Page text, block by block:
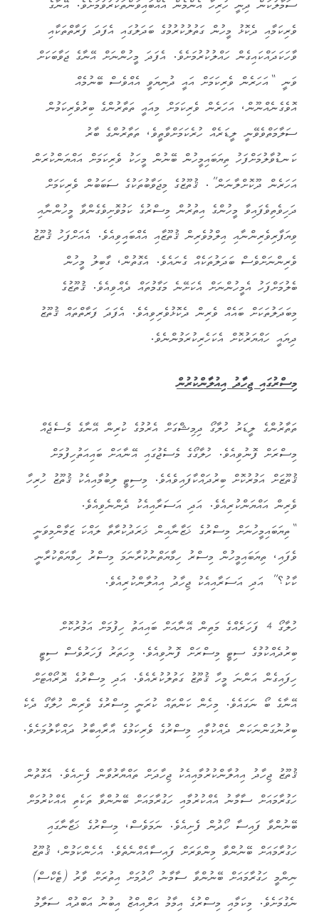
ސަމާލުކަން ދިނީ ހުރިހާ އެންމެން އެއްބައިވަންތަކުރުވުމަށެވެ. އޭނާގެ
ވެރިކަމާއި ދެކޮޅު މީހުން ގަތުލުކުރުމުގެ ބަދަލުގައި އެފަދަ ފަރާތްތަކާއި
ވާހަކަދައްކައިގެން ހައްލުކުރުމަށެވެ. އެފަދަ މީހުންނަށް އޭނާގެ ޖަވާބަކަށް
ވަނީ “އަހަރެން ވެރިކަމަށް އައީ ދުނިޔަވީ އެއްވެސް ބޭނުމެއް
އޮވެގެނެއްނޫން، އަހަރެން ވެރިކަމަށް މިއައީ ތަތާރުންގެ ބިރުވެރިކަމުން
ސަލާމަތްވެވޭނީ ލީޑަރެއް ހުރެކަމަށްވާތީވެ، ތަތާރުންގެ ބާރު
ކަނޑުވާލުމަށްފަހު ތިޔަބައިމީހުން ބޭނުން މީހަކު ވެރިކަމަށް އައްޔަންކުރަން
އަހަރެން ދޫކޮށްލާނަން”. ޤުތޫޒުގެ މިޖަވާބުތަކުގެ ސަބަބުން ވެރިކަމަށް
ދަހިވެތިވެފައިވާ މީހުންގެ އިތުރުން މިސްރުގެ ކަމުވޮށިވެގެންވާ މީހުންނާއި
ވިޔަފާރިވެރިންނާއި އިލްމުވެރިން ޤުތޫޒާއި އެއްބައިިވިއެވެ. އެއަށްފަހު ޤުތޫޒު
ވެރިންނަށްވެސް ބަދަލުތަކެއް ގެނައެވެ. އެގޮތުން، ގާބިލު މީހުން
ބެލުމަށްފަހު އެމީހުންނަށް އެކަށޭނެ މަގާމުތައް ދެއްވިއެވެ. ޤުތޫޒުގެ
މިބަދަލުތަކަށް ބައެއް ވެރިން ދެކޮޅުވެރިވިއެވެ. އެފަދަ ފަރާތްތައް ޤުތޫޒު
ދިޔައީ ހައްޔަރުކޮށް އެކަހެރިކުރަމުންނެވެ.
މިސްރުގައި ޖިހާދު އިއުލާންކުރުން
ތަތާރުންގެ ލީޑަރު ހުލާގޯ ދިމިޝްގަށް އެރުމުގެ ކުރިން އޭނާގެ މެސެޖެއް
މިސްރަށް ފޮނުވިއެވެ. ހުލާގޯގެ މެސެޖުގައި އޭނާއަށް ބައިއަތުހިފުމަށް
ޤުތޫޒަށް އަމުރުކޮށް ބިރުދައްކާފައިވެއެވެ. މިސިޓީ ލިބުމާއިއެކު ޤުތޫޒު ހުރިހާ
ވެރިން އައްޔަންކުރިއެވެ. އަދި އަސަރާއިއެކު ދެންނެވިއެވެ.
“ތިޔަބައިމީހުނަށް މިސްރުގެ ޚަޒާނާއިން ޚަރަދުކުރާތާ ލައްކަ ޒަމާންމިވަނީ
ވެފައި، ތިޔަބައިމީހުން މިސްރު ހިމާޔަތްނުކުރާނަމަ މިސްރު ހިމާޔަތްކުރާނީ
ކާކު؟” އަދި އަސަރާއިއެކު ޖިހާދު އިއުލާންކުރިއެވެ.
ހުލާގޯ 4 ފަހަރެއްގެ މަތިން އޭނާއަށް ބައިއަތު ހިފުމަށް އަމުރުކޮށް
ބިރުދެއްކުމުގެ ސިޓީ މިސްރަށް ފޮނުވިއެވެ. މިހަތަރު ފަހަރުވެސް ސިޓީ
ހިފައިގެން އަންނަ މީހާ ޤުތޫޒު ގަތުލުކުރެއެވެ. އަދި މިސްރުގެ ދޮރޯއްޓަށް
އޭނާގެ ބޯ ނަގައެވެ. މިހެން ކަންތައް ކުރަނީ މިސްރުގެ ވެރިން ހުލާގޯ ދެކެ
ބިރުނުގަންނަކަން ދެއްކުމާއި މިސްރުގެ ވެރިކަމުގެ އާރާއިބާރު ދައްކާލުމަށެވެ.
ޤުތޫޒު ޖިހާދު އިއުލާންކުރުމާއިއެކު ޖިހާދަށް ތައްޔާރުވާން ފެށިއެވެ. އެގޮތުން
ހަގުރާމައަށް ސާމާނު އެއްކުރުމާއި ހަގުރާމައަށް ބޭނުންވާ ތަކެތި އެއްކުރުމަށް
ބޭނުންވާ ފައިސާ ހޯދުން ފެށިއެވެ. ނަމަވެސް، މިސްރުގެ ޚަޒާނާގައި
ހަގުރާމައަށް ބޭނުންވާ މިންވަރަށް ފައިސާއެއްނެތެވެ. އެހެންކަމުން، ޤުތޫޒު
ނިންމީ ހަގުރާމައަށް ބޭނުންވާ ސާމާނު ހޯދުމަށް އިތުރަށް ވާރު (ޓެކްސް)
ނެގުމަށެވެ. މިކަމާއި މިސްރުގެ އިމާމު އަލްއިއްޒު އިބުނު އަބްދުއް ސަލާމު